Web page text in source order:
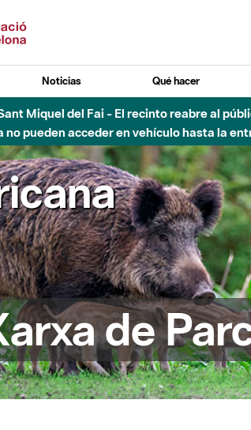
Noticias Qué hacer
Besós - Activación de la Fase de
Cerrados los accesos al
de